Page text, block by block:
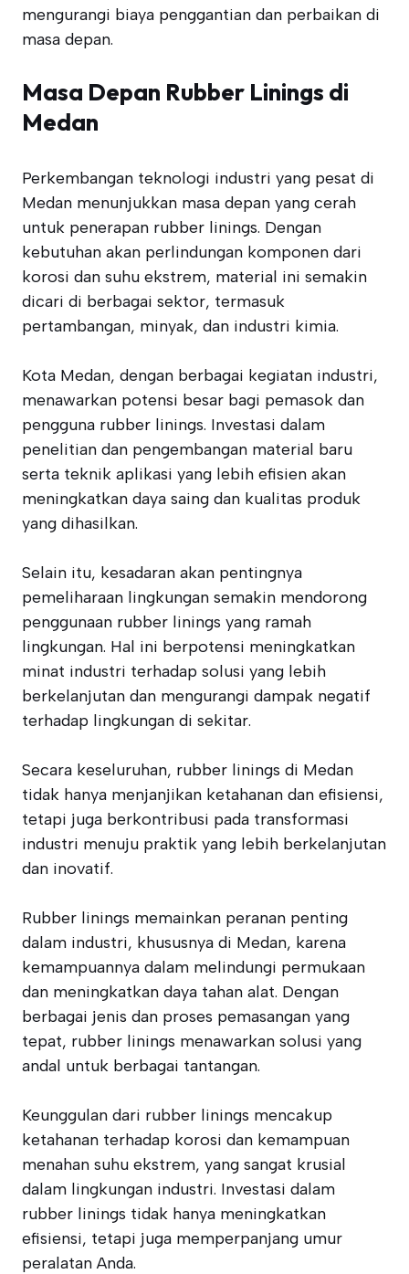
mengurangi biaya penggantian dan perbaikan di
masa depan.
Masa Depan Rubber Linings di
Medan
Perkembangan teknologi industri yang pesat di
Medan menunjukkan masa depan yang cerah
untuk penerapan rubber linings. Dengan
kebutuhan akan perlindungan komponen dari
korosi dan suhu ekstrem, material ini semakin
dicari di berbagai sektor, termasuk
pertambangan, minyak, dan industri kimia.
Kota Medan, dengan berbagai kegiatan industri,
menawarkan potensi besar bagi pemasok dan
pengguna rubber linings. Investasi dalam
penelitian dan pengembangan material baru
serta teknik aplikasi yang lebih efisien akan
meningkatkan daya saing dan kualitas produk
yang dihasilkan.
Selain itu, kesadaran akan pentingnya
pemeliharaan lingkungan semakin mendorong
penggunaan rubber linings yang ramah
lingkungan. Hal ini berpotensi meningkatkan
minat industri terhadap solusi yang lebih
berkelanjutan dan mengurangi dampak negatif
terhadap lingkungan di sekitar.
Secara keseluruhan, rubber linings di Medan
tidak hanya menjanjikan ketahanan dan efisiensi,
tetapi juga berkontribusi pada transformasi
industri menuju praktik yang lebih berkelanjutan
dan inovatif.
Rubber linings memainkan peranan penting
dalam industri, khususnya di Medan, karena
kemampuannya dalam melindungi permukaan
dan meningkatkan daya tahan alat. Dengan
berbagai jenis dan proses pemasangan yang
tepat, rubber linings menawarkan solusi yang
andal untuk berbagai tantangan.
Keunggulan dari rubber linings mencakup
ketahanan terhadap korosi dan kemampuan
menahan suhu ekstrem, yang sangat krusial
dalam lingkungan industri. Investasi dalam
rubber linings tidak hanya meningkatkan
efisiensi, tetapi juga memperpanjang umur
peralatan Anda.